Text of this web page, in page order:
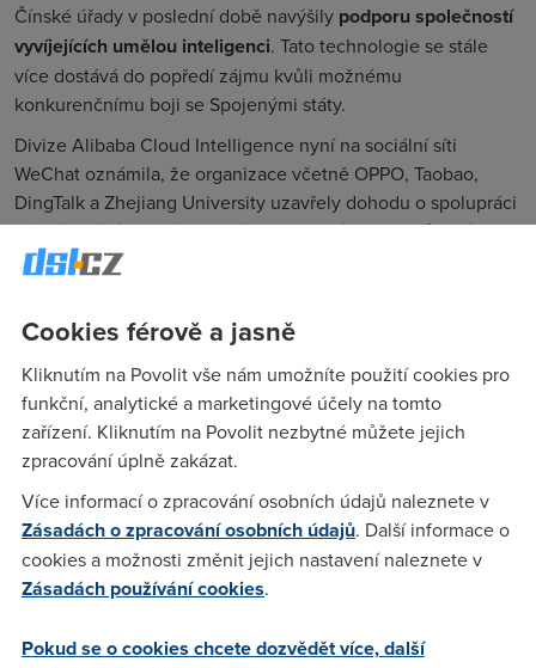
Čínské úřady v poslední době navýšily podporu společností
vyvíjejících umělou inteligenci. Tato technologie se stále
více dostává do popředí zájmu kvůli možnému
konkurenčnímu boji se Spojenými státy.
Divize Alibaba Cloud Intelligence nyní na sociální síti
WeChat oznámila, že organizace včetně OPPO, Taobao,
DingTalk a Zhejiang University uzavřely dohodu o spolupráci
při trénování vlastních velkých jazykových modelů a vývoji
aplikací jazykových modelů založených na Tongyi Qianwen.
budoucnosti bude k dispozici open source verze velkého
veřejností
Spoluzakladatel skupiny Alibaba Eddie Wu prohlásil, že
umělá inteligence budestředobodem budoucí strategie
skupiny Alibaba.
"Pokud nebudeme držet krok se změnami éry AI, budeme
vytlačeni," prohlásil Wu.
Společnost poprvé představila model Tongyi Qianwen v
jejích obchodních aplikací.
Cookies férově a jasně
Kliknutím na Povolit vše nám umožníte použití cookies pro
funkční, analytické a marketingové účely na tomto
zařízení. Kliknutím na Povolit nezbytné můžete jejich
zpracování úplně zakázat.
Více informací o zpracování osobních údajů naleznete v
Zásadách o zpracování osobních údajů. Další informace o
cookies a možnosti změnit jejich nastavení naleznete v
Zásadách používání cookies.
Pokud se o cookies chcete dozvědět více, další